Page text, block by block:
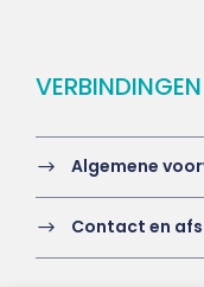
VERBINDINGEN
Algemene
Contact en